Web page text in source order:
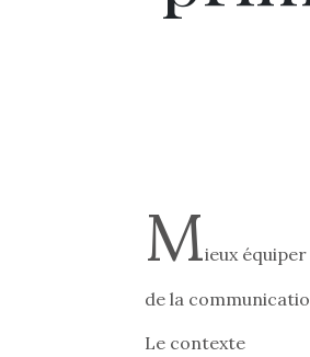
Mieux
de la
Le contexte